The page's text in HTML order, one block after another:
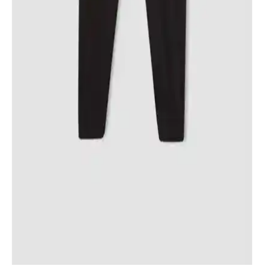
Lela Kız Çocuklar İçin Peluş Astarlı Kapüşonlu
Şişme Mont Ürün İncelemesi ve Özellikleri
Lela markasının kız çocukları için tasarladığı peluş astarlı şişme
mont, soğuk havalarda sıcak ve rahat kalmayı sağlar. Dayanıklı
malzeme ve şık tasarımıyla tercih edilen bu ürün, hareket özgürlüğü
Lela Suni Kürklü Kapüşonlu Şişme Mont Kız
Çocukları İçin Fonksiyonel ve Şık Kış Giyim